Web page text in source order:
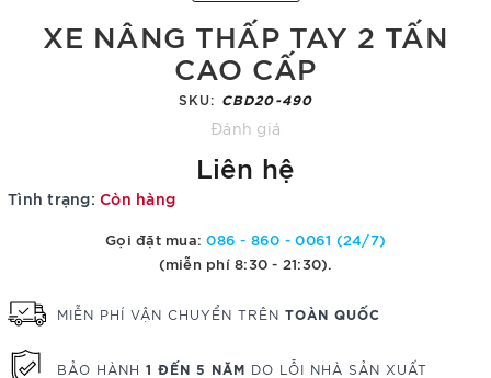
XE NÂNG THẤP TAY 2 TẤN
CAO CẤP
SKU: CBD20-490
Đánh giá
Liên hệ
Tình trạng: Còn hàng
Gọi đặt mua:086 - 860 - 0061 (24/7)
(miễn phí 8:30 - 21:30).
MIỄN PHÍ VẬN CHUYỂN TRÊN TOÀN QUỐC
BẢO HÀNH 1 ĐẾN 5 NĂM DO LỖI NHÀ SẢN XUẤT